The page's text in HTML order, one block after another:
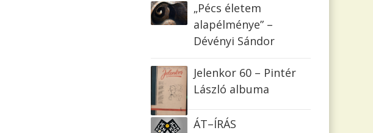
„Pécs életem
alapélménye” –
Dévényi Sándor
Jelenkor 60 – Pintér
László albuma
ÁT–ÍRÁS